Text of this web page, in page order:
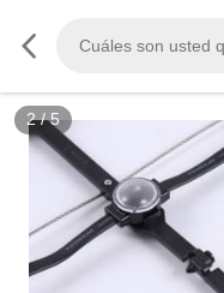
3/5